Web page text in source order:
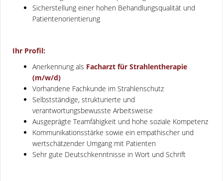
Sicherstellung einer hohen Behandlungsqualität und
Patientenorientierung
Ihr Profil:
Anerkennung als Facharzt für Strahlentherapie
(m/w/d)
Vorhandene Fachkunde im Strahlenschutz
Selbstständige, strukturierte und
verantwortungsbewusste Arbeitsweise
Ausgeprägte Teamfähigkeit und hohe soziale Kompetenz
Kommunikationsstärke sowie ein empathischer und
wertschätzender Umgang mit Patienten
Sehr gute Deutschkenntnisse in Wort und Schrift